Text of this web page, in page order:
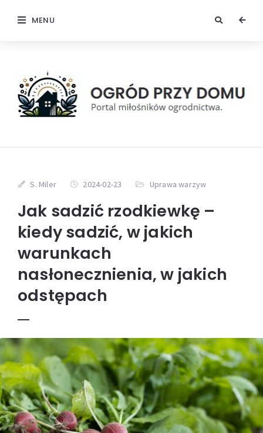
MENU
S. Miler 2024-02-23 Uprawa warzyw
Jak sadzić rzodkiewkę –
kiedy sadzić, w jakich
warunkach
nasłonecznienia, w jakich
odstępach